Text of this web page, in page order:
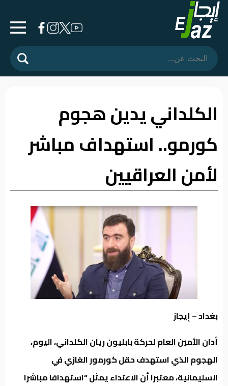
الرئيسية
المشهد
فرشة
الأسواق
رأي
وموقف
الفيديوهات
الكلداني يدين هجوم
كورمو.. استهداف مباشر
لأمن العراقيين
بغداد – إيجاز
أدان الأمين العام لحركة بابليون ريان الكلداني، اليوم،
الهجوم الذي استهدف حقل كورمور الغازي في
السليمانية، معتبراً أن الاعتداء يمثل “استهدافاً مباشراً